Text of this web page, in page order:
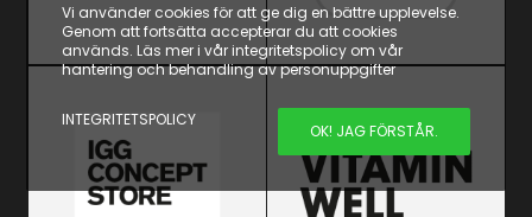
Vi använder cookies för att ge dig en bättre upplevelse.
Genom att fortsätta accepterar du att cookies
används. Läs mer i vår integritetspolicy om vår
hantering och behandling av personuppgifter
INTEGRITETSPOLICY
OK! JAG FÖRSTÅR.